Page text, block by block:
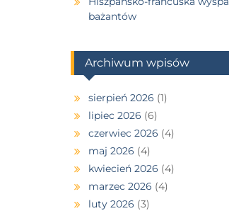
bażantów
Archiwum wpisów
sierpień 2026 (1)
lipiec 2026 (6)
czerwiec 2026 (4)
maj 2026 (4)
kwiecień 2026 (4)
marzec 2026 (4)
luty 2026 (3)